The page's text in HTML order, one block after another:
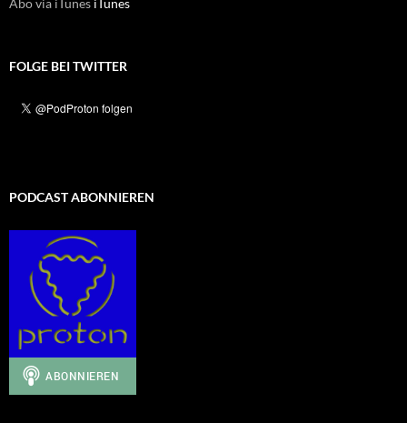
Abo via iTunes iTunes
FOLGE BEI TWITTER
PODCAST ABONNIEREN